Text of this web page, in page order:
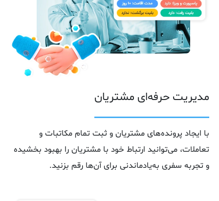
مدیریت حرفه‌ای مشتریان
با ایجاد پرونده‌های مشتریان و ثبت تمام مکاتبات و
تعاملات، می‌توانید ارتباط خود با مشتریان را بهبود بخشیده
و تجربه سفری به‌یادماندنی برای آن‌ها رقم بزنید.